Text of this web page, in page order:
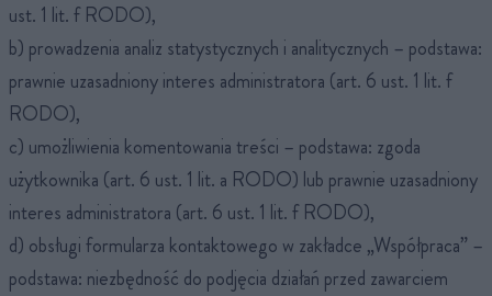
ust. 1 lit. f RODO),
b) prowadzenia analiz statystycznych i analitycznych – podstawa:
prawnie uzasadniony interes administratora (art. 6 ust. 1 lit. f
RODO),
c) umożliwienia komentowania treści – podstawa: zgoda
użytkownika (art. 6 ust. 1 lit. a RODO) lub prawnie uzasadniony
interes administratora (art. 6 ust. 1 lit. f RODO),
d) obsługi formularza kontaktowego w zakładce „Współpraca” –
podstawa: niezbędność do podjęcia działań przed zawarciem